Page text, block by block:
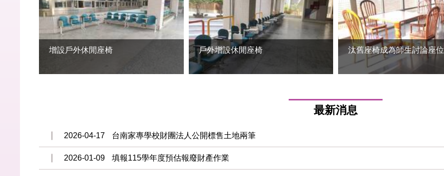
增設戶外休閒座椅 戶外增設休閒座椅 汰舊座椅成為師生討論座位
最新消息
2026-04-17 台南家專學校財團法人公開標售土地兩筆
2026-01-09 填報115學年度預估報廢財產作業